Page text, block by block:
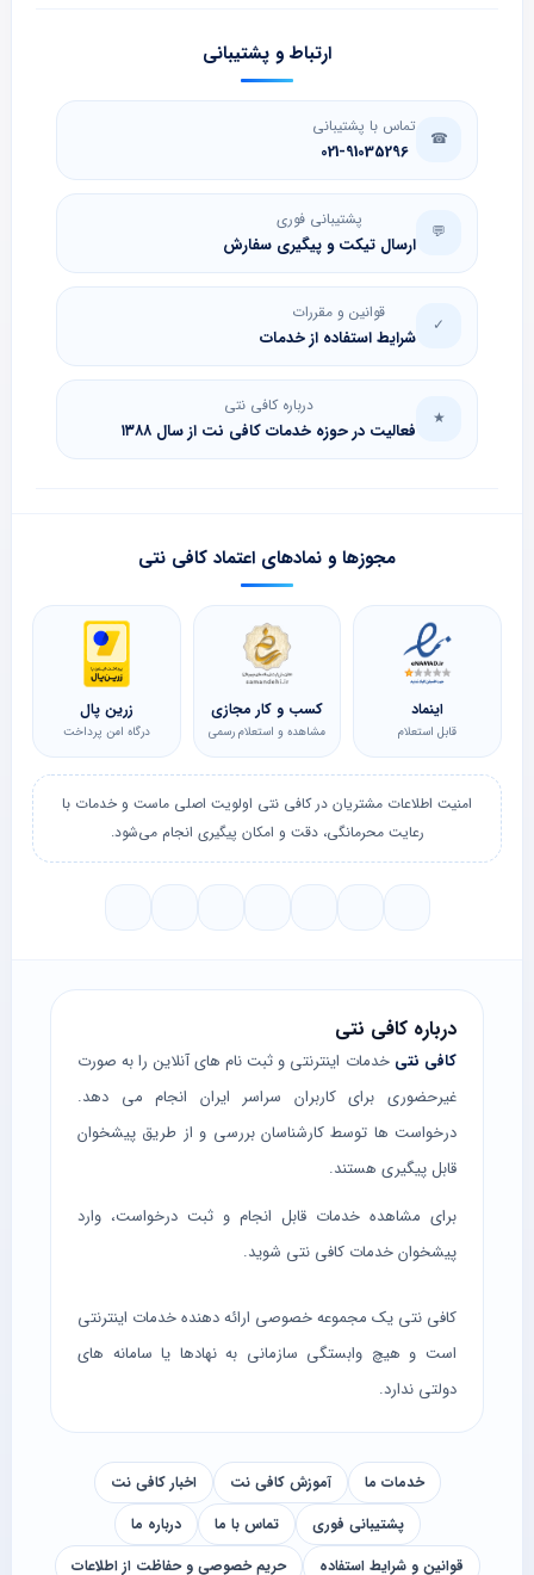
ارتباط و پشتیبانی
☎
تماس با پشتیبانی
021-91035296
💬
پشتیبانی فوری
ارسال تیکت و پیگیری سفارش
✓
قوانین و مقررات
شرایط استفاده از خدمات
★
درباره کافی نتی
فعالیت در حوزه خدمات کافی نت از سال ۱۳۸۸
مجوزها و نمادهای اعتماد کافی نتی
اینماد
قابل استعلام
کسب و کار مجازی
مشاهده و استعلام رسمی
زرین پال
درگاه امن پرداخت
امنیت اطلاعات مشتریان در کافی نتی اولویت اصلی ماست و خدمات با
رعایت محرمانگی، دقت و امکان پیگیری انجام می‌شود.
درباره کافی نتی
کافی نتی خدمات اینترنتی و ثبت نام های آنلاین را به صورت
غیرحضوری برای کاربران سراسر ایران انجام می دهد.
درخواست ها توسط کارشناسان بررسی و از طریق پیشخوان
قابل پیگیری هستند.
برای مشاهده خدمات قابل انجام و ثبت درخواست، وارد
پیشخوان خدمات کافی نتی شوید.
کافی نتی یک مجموعه خصوصی ارائه دهنده خدمات اینترنتی
است و هیچ وابستگی سازمانی به نهادها یا سامانه های
دولتی ندارد.
خدمات ما آموزش کافی نت
اخبار کافی نت
پشتیبانی فوری
تماس با ما
درباره ما
قوانین و شرایط استفاده
حریم خصوصی و حفاظت از اطلاعات